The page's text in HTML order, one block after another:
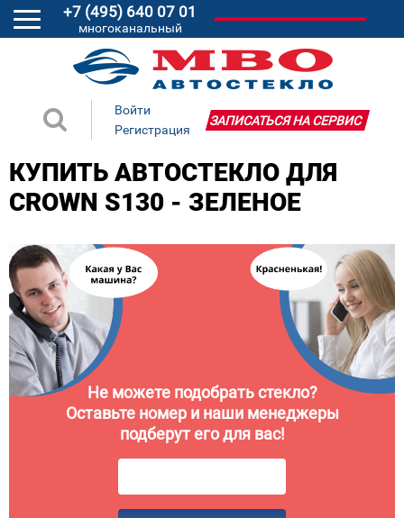
+7 (495) 640 07 01
многоканальный
Войти
Регистрация
ЗАПИСАТЬСЯ НА СЕРВИС
КУПИТЬ АВТОСТЕКЛО ДЛЯ
CROWN S130 - ЗЕЛЕНОЕ
Не можете подобрать стекло?
Оставьте номер и наши менеджеры
подберут его для вас!